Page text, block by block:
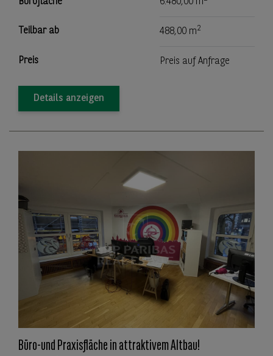
Teilbar ab 488,00 m2
Preis Preis auf Anfrage
Details anzeigen
Büro-und Praxisfläche in attraktivem Altbau!